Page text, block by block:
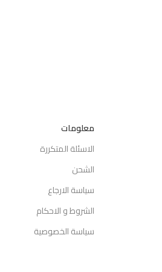
معلومات
الاسئلة المتكررة
الشحن
سياسة الارجاع
الشروط و الاحكام
سياسة الخصوصية